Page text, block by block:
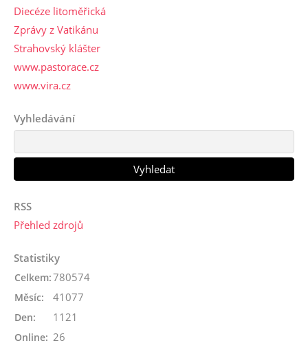
Diecéze litoměřická
Zprávy z Vatikánu
Strahovský klášter
www.pastorace.cz
www.vira.cz
Vyhledávání
RSS
Přehled zdrojů
Statistiky
Online: 26
Celkem:780574
Měsíc: 41077
Den: 1121